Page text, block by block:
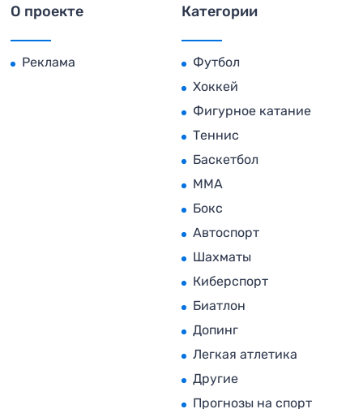
О проекте
Реклама
Категории
Футбол
Хоккей
Фигурное катание
Теннис
Баскетбол
MMA
Бокс
Автоспорт
Шахматы
Киберспорт
Биатлон
Допинг
Легкая атлетика
Другие
Прогнозы на спорт